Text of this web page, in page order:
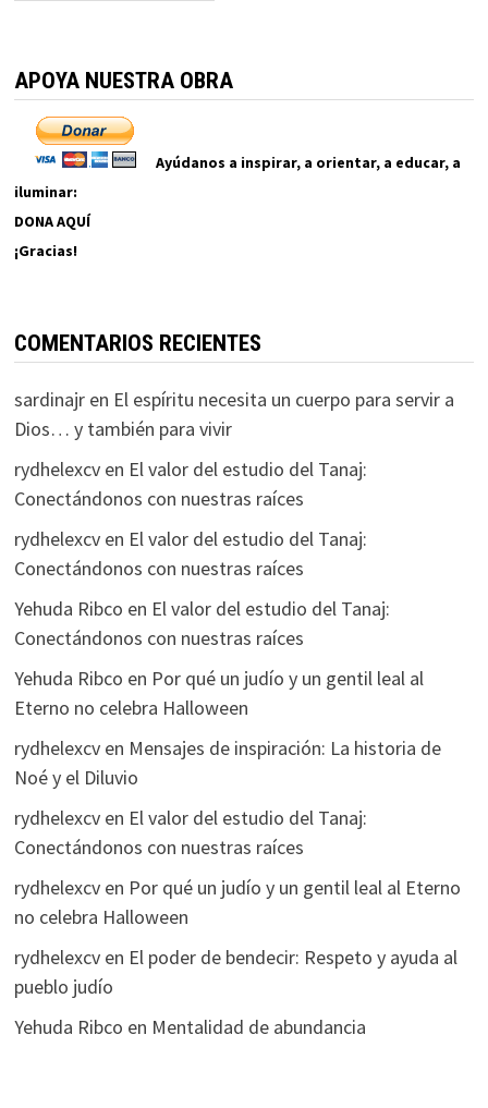
APOYA NUESTRA OBRA
Ayúdanos a inspirar, a orientar, a educar, a
iluminar:
DONA AQUÍ
¡Gracias!
COMENTARIOS RECIENTES
sardinajren El espíritu necesita un cuerpo para servir a
Dios… y también para vivir
rydhelexcven El valor del estudio del Tanaj:
Conectándonos con nuestras raíces
rydhelexcven El valor del estudio del Tanaj:
Conectándonos con nuestras raíces
Yehuda Ribco en El valor del estudio del Tanaj:
Conectándonos con nuestras raíces
Yehuda Ribco en Por qué un judío y un gentil leal al
Eterno no celebra Halloween
rydhelexcven Mensajes de inspiración: La historia de
Noé y el Diluvio
rydhelexcven El valor del estudio del Tanaj:
Conectándonos con nuestras raíces
rydhelexcven Por qué un judío y un gentil leal al Eterno
no celebra Halloween
rydhelexcven El poder de bendecir: Respeto y ayuda al
pueblo judío
Yehuda Ribco en Mentalidad de abundancia